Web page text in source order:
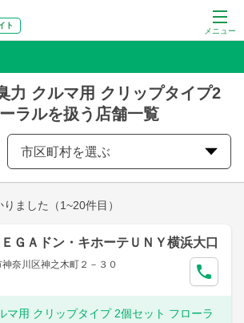
メニュー
ト
力 クルマ用 クリップタイプ2
ラルを扱う店舗一覧
市区町村を選ぶ
りました （1~20件目）
ＧＡドン・キホーテＵＮＹ横浜大口
奈川区神之木町２－３０
マ用 クリップタイプ 2個セット フローラ